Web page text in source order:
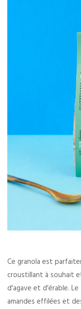
Ce granola est
croustillant à souhait
d'agave et d'érable.
amandes effilées et